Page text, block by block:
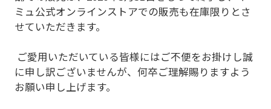
ミュ公式オンラインストアでの販売も在庫限りとさ
せていただきます。
ご愛用いただいている皆様にはご不便をお掛けし誠
に申し訳ございませんが、何卒ご理解賜りますよう
お願い申し上げます。